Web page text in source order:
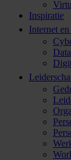
Inspiratie
Internet